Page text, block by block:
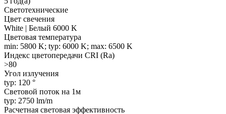
Светотехнические
Цвет свечения
White | Белый 6000 K
Цветовая температура
min: 5800 K; typ: 6000 K; max: 6500 K
Индекс цветопередачи CRI (Ra)
>80
Угол излучения
typ: 120 °
Световой поток на 1м
typ: 2750 lm/m
Расчетная световая эффективность